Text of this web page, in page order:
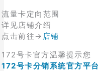
流量卡定向范围
详见店铺介绍
点击前往→ 店铺
172号卡官方温馨提示您
172号卡分销系统官方平台